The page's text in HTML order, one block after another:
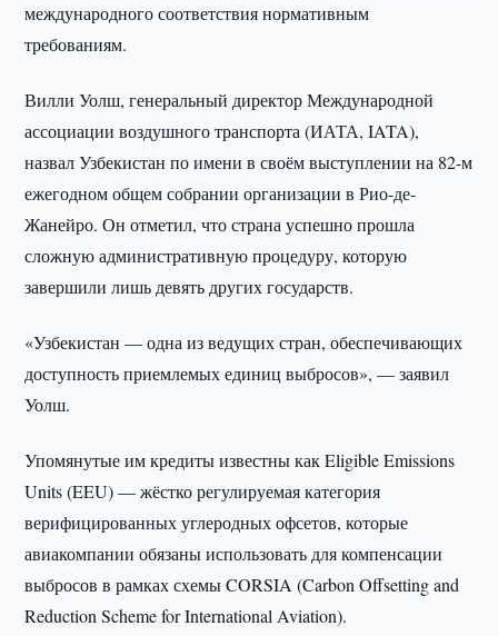
международного соответствия нормативным
требованиям.
Вилли Уолш, генеральный директор Международной
ассоциации воздушного транспорта (ИАТА, IATA),
назвал Узбекистан по имени в своём выступлении на 82-м
ежегодном общем собрании организации в Рио-де-
Жанейро. Он отметил, что страна успешно прошла
сложную административную процедуру, которую
завершили лишь девять других государств.
«Узбекистан — одна из ведущих стран, обеспечивающих
доступность приемлемых единиц выбросов», — заявил
Уолш.
Упомянутые им кредиты известны как Eligible Emissions
Units (EEU) — жёстко регулируемая категория
верифицированных углеродных офсетов, которые
авиакомпании обязаны использовать для компенсации
выбросов в рамках схемы CORSIA (Carbon Offsetting and
Reduction Scheme for International Aviation).